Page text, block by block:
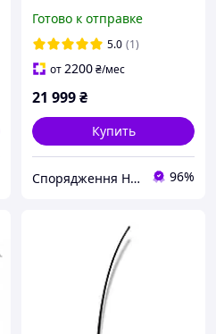
цифровая, портативная
Готово к отправке
5.0 (1)
от2200₴/мес
21 999₴
Купить
Спорядження Hazardous 96%